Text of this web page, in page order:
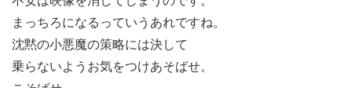
まっちろになるっていうあれですね。
沈黙の小悪魔の策略には決して
乗らないようお気をつけあそばせ。